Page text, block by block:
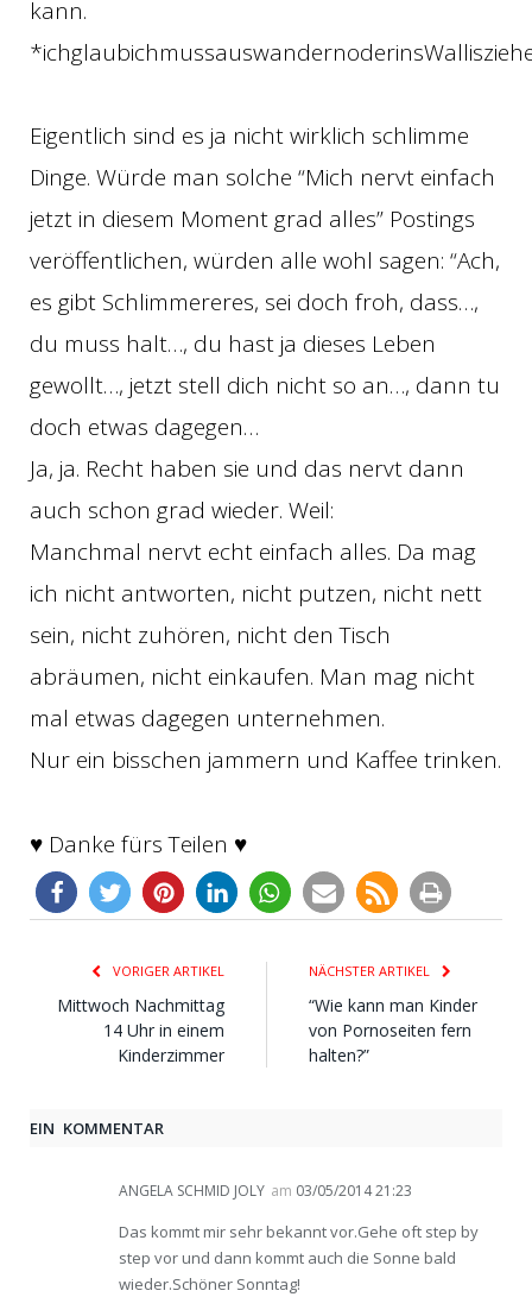
kann.
Eigentlich sind es ja nicht wirklich schlimme
Dinge. Würde man solche “Mich nervt einfach
jetzt in diesem Moment grad alles” Postings
veröffentlichen, würden alle wohl sagen: “Ach,
es gibt Schlimmereres, sei doch froh, dass…,
du muss halt…, du hast ja dieses Leben
gewollt…, jetzt stell dich nicht so an…, dann tu
doch etwas dagegen…
Ja, ja. Recht haben sie und das nervt dann
auch schon grad wieder. Weil:
Manchmal nervt echt einfach alles. Da mag
ich nicht antworten, nicht putzen, nicht nett
sein, nicht zuhören, nicht den Tisch
abräumen, nicht einkaufen. Man mag nicht
mal etwas dagegen unternehmen.
Nur ein bisschen jammern und Kaffee trinken.
♥ Danke fürs Teilen ♥
VORIGER ARTIKEL
Mittwoch Nachmittag
14 Uhr in einem
Kinderzimmer
NÄCHSTER ARTIKEL
“Wie kann man Kinder
von Pornoseiten fern
halten?”
EIN KOMMENTAR
ANGELA SCHMID JOLY am 03/05/2014 21:23
Das kommt mir sehr bekannt vor.Gehe oft step by
step vor und dann kommt auch die Sonne bald
wieder.Schöner Sonntag!